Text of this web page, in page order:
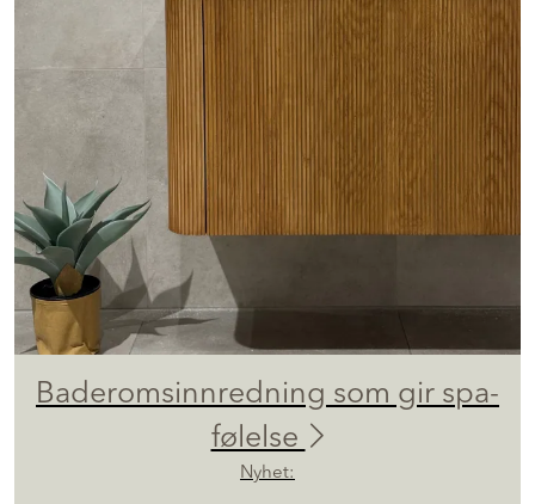
Baderomsinnredning som gir spa-
følelse
Nyhet: